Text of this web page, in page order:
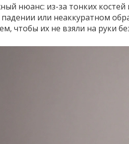
нюанс: из-за тонких
или неаккуратном
чтобы их не взяли на руки